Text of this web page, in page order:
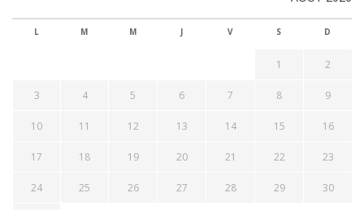
L M M J V S D
1 2
3 4 5 6 7 8 9
10 11 12 13 14 15 16
17 18 19 20 21 22 23
24 25 26 27 28 29 30